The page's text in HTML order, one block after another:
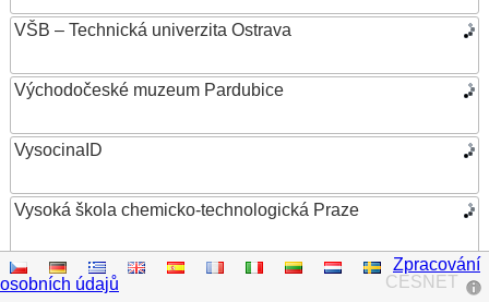
VŠB – Technická univerzita Ostrava
Východočeské muzeum Pardubice
VysocinaID
Vysoká škola chemicko-technologická Praze
Vysoká škola ekonomická v Praze
CESNET
Zpracování
osobních údajů